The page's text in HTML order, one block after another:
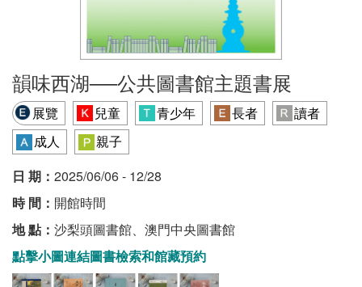
韻味西湖──公共圖書館主題書展
展覽 兒童 青少年 長者
讀者
成人
親子
日 期： 2025/06/06 - 12/28
時 間： 開館時間
地 點： 沙梨頭圖書館、澳門中央圖書館
點擊小圖連結圖書檢索和館藏預約